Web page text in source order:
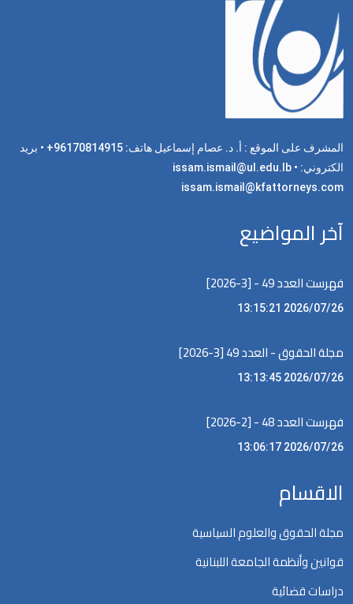
المشرف على الموقع : أ. د. عصام إسماعيل هاتف: 96170814915+ • بريد
الكتروني: issam.ismail@ul.edu.lb •
issam.ismail@kfattorneys.com
آخر المواضيع
فهرست العدد 49 - [3-2026]
2026/07/26 13:15:21
مجلة الحقوق - العدد 49 [3-2026]
2026/07/26 13:13:45
فهرست العدد 48 - [2-2026]
2026/07/26 13:06:17
الاقسام
مجلة الحقوق والعلوم السياسية
قوانين وأنظمة الجامعة اللبنانية
دراسات قضائية